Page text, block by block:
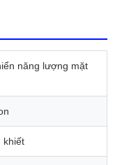
năng lượng mặt
khiết